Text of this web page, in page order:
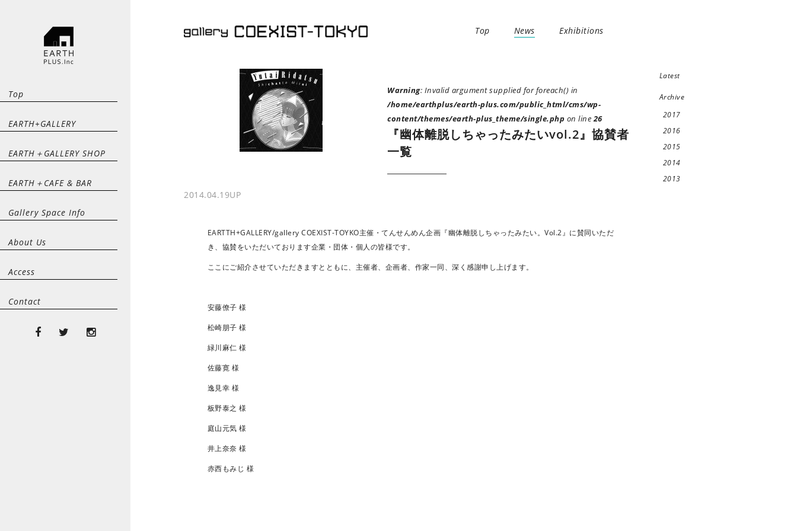
Top
EARTH+GALLERY
EARTH＋GALLERY SHOP
EARTH＋CAFE & BAR
Gallery Space Info
About Us
Access
Contact
Top News Exhibitions
Warning: Invalid argument supplied for foreach() in
/home/earthplus/earth-plus.com/public_html/cms/wp-
content/themes/earth-plus_theme/single.php on line26
『幽体離脱しちゃったみたいvol.2』協賛者
一覧
2014.04.19UP
EARTTH+GALLERY/gallery COEXIST-TOYKO主催・てんせんめん企画『幽体離脱しちゃったみたい。Vol.2』に賛同いただ
き、協賛をいただいております企業・団体・個人の皆様です。
ここにご紹介させていただきますとともに、主催者、企画者、作家一同、深く感謝申し上げます。
安藤僚子 様
松崎朋子 様
緑川麻仁 様
佐藤寛 様
逸見幸 様
板野泰之 様
庭山元気 様
井上奈奈 様
赤西もみじ 様
Latest
Archive
2017
2016
2015
2014
2013